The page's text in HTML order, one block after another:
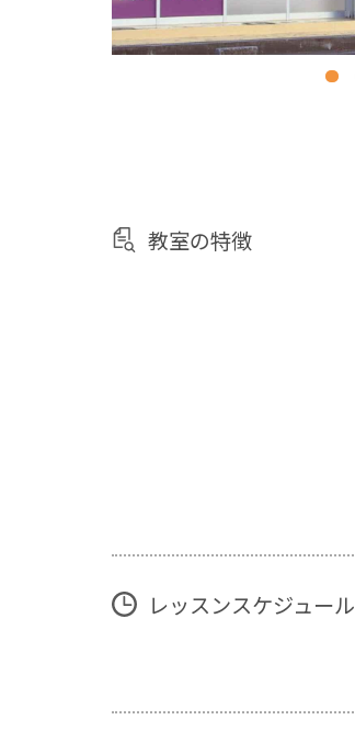
教室の特徴
レッスンスケジュール